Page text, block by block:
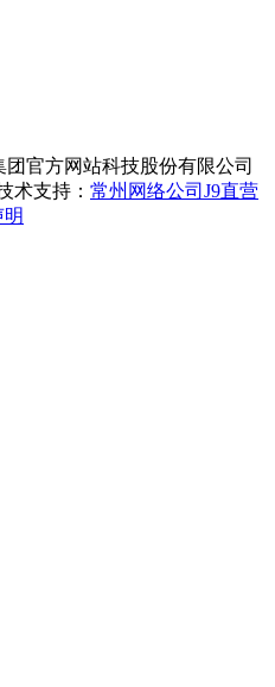
团官方网站科技股份有限公司
术支持： 常州网络公司J9直营